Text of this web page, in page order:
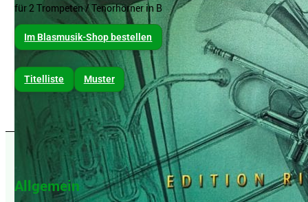
für 2 Trompeten / Tenorhörner in B
Im Blasmusik-Shop bestellen
Titelliste Muster
Allgemein